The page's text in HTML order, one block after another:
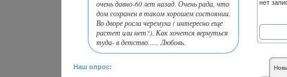
очень давно-60 лет назад. Очень рада, что
дом сохранен в таком хорошем состоянии.
Во дворе росла черемуха ( интересно еще
растет или нет?). Как хочется вернуться
туда- в детство...... Любовь.
Наш опрос:
нет